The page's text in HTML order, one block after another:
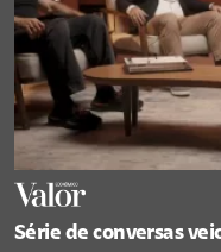
Série de conversas